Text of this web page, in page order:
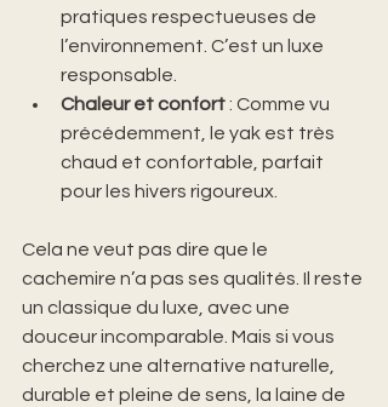
pratiques respectueuses de
l’environnement. C’est un luxe
responsable.
Chaleur et confort : Comme vu
précédemment, le yak est très
chaud et confortable, parfait
pour les hivers rigoureux.
Cela ne veut pas dire que le
cachemire n’a pas ses qualités. Il reste
un classique du luxe, avec une
douceur incomparable. Mais si vous
cherchez une alternative naturelle,
durable et pleine de sens, la laine de